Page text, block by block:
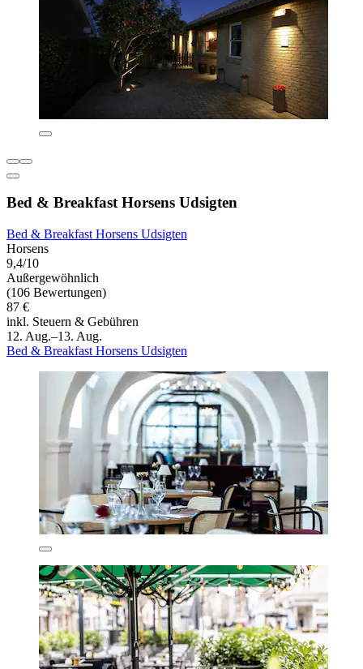
Bed & Breakfast Horsens Udsigten
Bed & Breakfast Horsens Udsigten
Horsens
9,4/10
Außergewöhnlich
(106 Bewertungen)
87 €
inkl. Steuern & Gebühren
12. Aug.–13. Aug.
Bed & Breakfast Horsens Udsigten